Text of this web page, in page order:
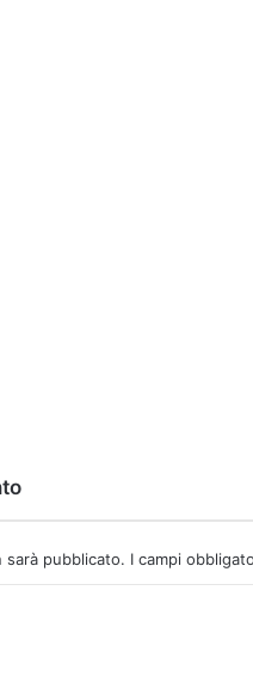
sarà pubblicato. I campi